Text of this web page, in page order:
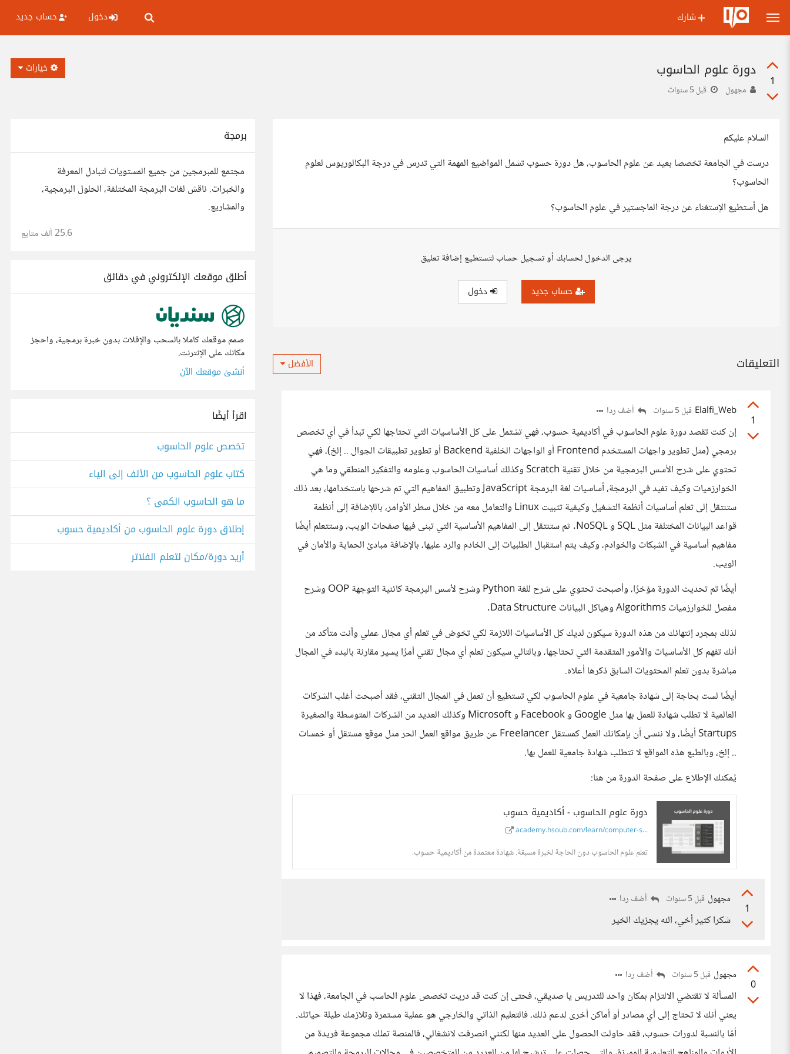
شارك دخول حساب جديد
1
دورة علوم الحاسوب
مجهول قبل 5 سنوات
خيارات
السلام عليكم
درست في الجامعة تخصصا بعيد عن علوم الحاسوب، هل دورة حسوب تشمل المواضيع المهمة التي تدرس في درجة البكالوريوس لعلوم
الحاسوب؟
هل أستطيع الإستغناء عن درجة الماجستير في علوم الحاسوب؟
يرجى الدخول لحسابك أو تسجيل حساب لتستطيع إضافة تعليق
حساب جديد دخول
التعليقات الأفضل
1
Elalfi_Web قبل 5 سنوات أضف ردا
إن كنت تقصد دورة علوم الحاسوب في أكاديمية حسوب، فهي تشتمل على كل الأساسيات التي تحتاجها لكي تبدأ في أي تخصص
برمجي (مثل تطوير واجهات المستخدم Frontend أو الواجهات الخلفية Backend أو تطوير تطبيقات الجوال .. إلخ)، فهي
تحتوي على شرح الأسس البرمجية من خلال تقنية Scratch وكذلك أساسيات الحاسوب وعلومه والتفكير المنطقي وما هي
الخوارزميات وكيف تفيد في البرمجة، أساسيات لغة البرمجة JavaScript وتطبيق المفاهيم التي تم شرحها باستخدامها، بعد ذلك
ستنتقل إلى تعلم أساسيات أنظمة التشغيل وكيفية تثبيت Linux والتعامل معه من خلال سطر الأوامر، باللإضافة إلى أنظمة
قواعد البيانات المختلفة مثل SQL و NoSQL. ثم ستنتقل إلى المفاهيم الأساسية التي تبنى فيها صفحات الويب، وستتعلم أيضًا
مفاهيم أساسية في الشبكات والخوادم، وكيف يتم استقبال الطلبيات إلى الخادم والرد عليها، بالإضافة مبادئ الحماية والأمان في
الويب.
أيضًا تم تحديث الدورة مؤخرًا، وأصبحت تحتوي على شرح للغة Python وشرح لأسس البرمجة كائنية التوجهة OOP وشرح
مفصل للخوارزميات Algorithms وهياكل البيانات Data Structure.
لذلك بمجرد إنتهائك من هذه الدورة سيكون لديك كل الأساسيات اللازمة لكي تخوض في تعلم أي مجال عملي وأنت متأكد من
أنك تفهم كل الأساسيات والأمور المتقدمة التي تحتاجها، وبالتالي سيكون تعلم أي مجال تقني أمرًا يسير مقارنة بالبدء في المجال
مباشرة بدون تعلم المحتويات السابق ذكرها أعلاه.
أيضًا لست بحاجة إلى شهادة جامعية في علوم الحاسوب لكي تستطيع أن تعمل في المجال التقني، فقد أصبحت أغلب الشركات
العالمية لا تطلب شهادة للعمل بها مثل Google و Facebook و Microsoft وكذلك العديد من الشركات المتوسطة والصغيرة
Startups أيضًا، ولا ننسى أن بإمكانك العمل كمستقل Freelancer عن طريق مواقع العمل الحر مثل موقع مستقل أو خمسات
.. إلخ، وبالطبع هذه المواقع لا تتطلب شهادة جامعية للعمل بها.
يُمكنك الإطلاع على صفحة الدورة من هنا:
دورة علوم الحاسوب - أكاديمية حسوب
academy.hsoub.com/learn/computer-s...
تعلم علوم الحاسوب دون الحاجة لخبرة مسبقة. شهادة معتمدة من أكاديمية حسوب.
1
مجهول قبل 5 سنوات أضف ردا
شكرا كثير أخي، الله يجزيك الخير
0
مجهول قبل 5 سنوات أضف ردا
المسألة لا تقتضي الالتزام بمكان واحد للتدريس يا صديقي، فحتى إن كنت قد دريت تخصص علوم الحاسب في الجامعة، فهذا لا
يعني أنك لا تحتاج إلى أي مصادر أو أماكن أخرى لدعم ذلك، فالتعليم الذاتي والخارجي هو عملية مستمرة وتلازمك طيلة حياتك.
أمّا بالنسبة لدورات حسوب، فقد حاولت الحصول على العديد منها لكنني انصرفت لانشغالي، فالمنصة تملك مجموعة فريدة من
برمجة
مجتمع للمبرمجين من جميع المستويات لتبادل المعرفة
والخبرات. ناقش لغات البرمجة المختلفة، الحلول البرمجية،
والمشاريع.
25.6 ألف متابع
أطلق موقعك الإلكتروني في دقائق
صمم موقعك كاملا بالسحب والإفلات بدون خبرة برمجية، واحجز
مكانك على الإنترنت.
أنشئ موقعك الآن
اقرأ أيضًا
تخصص علوم الحاسوب
كتاب علوم الحاسوب من الألف إلى الياء
ما هو الحاسوب الكمي ؟
إطلاق دورة علوم الحاسوب من أكاديمية حسوب
أريد دورة/مكان لتعلم الفلاتر